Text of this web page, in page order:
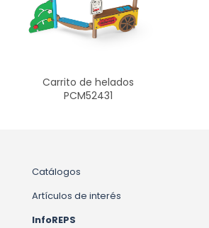
Carrito de helados
PCM52431
Catálogos
Artículos de interés
InfoREPS